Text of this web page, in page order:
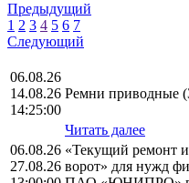
Предыдущий
1 2 3 4 5 6 7
Следующий
06.08.26
14.08.26
14:25:00
Ремни приводные
Читать далее
06.08.26
27.08.26
«Текущий ремонт
ворот» для нужд